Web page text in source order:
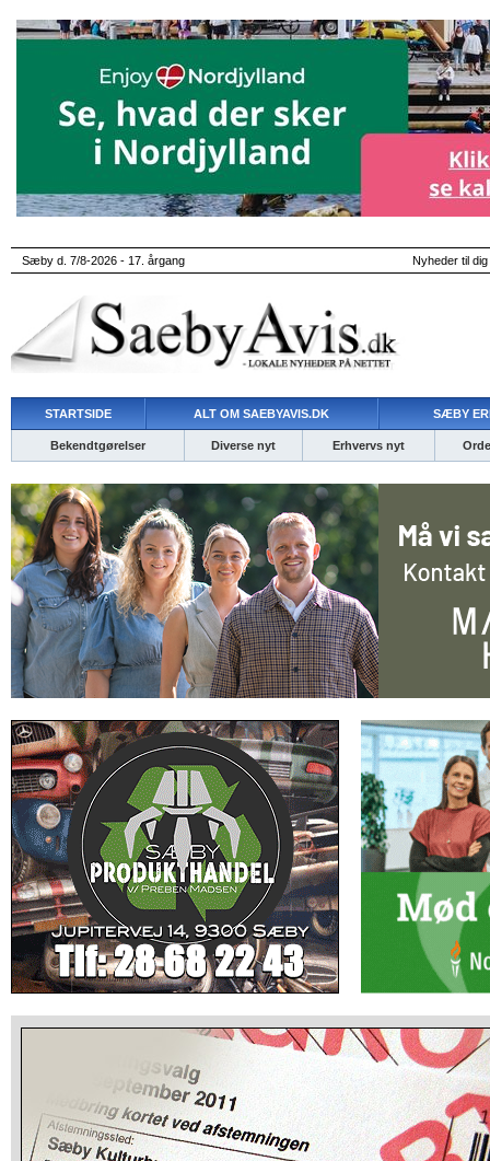
Sæby d. 7/8-2026 - 17. årgang Nyheder til
STARTSIDE ALT OM SAEBYAVIS.DK SÆBY
Bekendtgørelser Diverse nyt Erhvervs nyt